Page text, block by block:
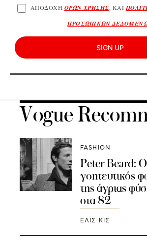
ΑΠΟΔΟΧΗ ΟΡΩΝ ΧΡΗΣΗΣ, ΚΑΙ
ΠΡΟΣΩΠΙΚΩΝ
SIGN UP
Vogue
FASHION
Peter Beard: O
γοητευτικός
της άγριας
στα 82
ΕΛΙΣ ΚΙΣ